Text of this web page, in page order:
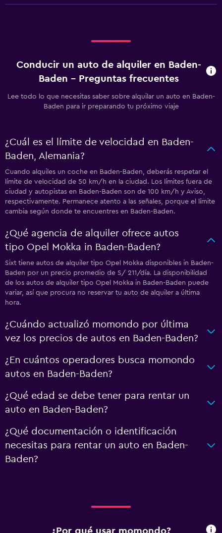
Conducir un auto de alquiler en Baden-
Baden - Preguntas frecuentes
Lee todo lo que necesitas saber sobre alquilar un auto en Baden-
Baden para ir preparando tu próximo viaje
¿Cuál es el límite de velocidad en Baden-
Baden, Alemania?
Cuando alquiles un coche en Baden-Baden, deberás respetar el
límite de velocidad de 50 km/h en la ciudad. Los límites fuera de
ciudad y autopistas en Baden-Baden son de 100 km/h y Aviso,
respectivamente. Permanece atento a las señales, porque el límite
cambia según donde te encuentres en Baden-Baden.
¿Qué agencia de alquiler ofrece autos
tipo Opel Mokka in Baden-Baden?
Sixt tiene autos de alquiler tipo Opel Mokka disponibles in Baden-
Baden por un precio promedio de S/ 211/día. La disponibilidad
de los autos de alquiler tipo Opel Mokka in Baden-Baden puede
variar, así que procura no reservar tu auto de alquiler a última
hora.
¿Cuándo actualizó momondo por última
vez los precios de autos en Baden-Baden?
¿En cuántos operadores busca momondo
autos en Baden-Baden?
¿Qué edad se debe tener para rentar un
auto en Baden-Baden?
¿Qué documentación o identificación
necesitas para rentar un auto en Baden-
Baden?
¿Por qué usar momondo?